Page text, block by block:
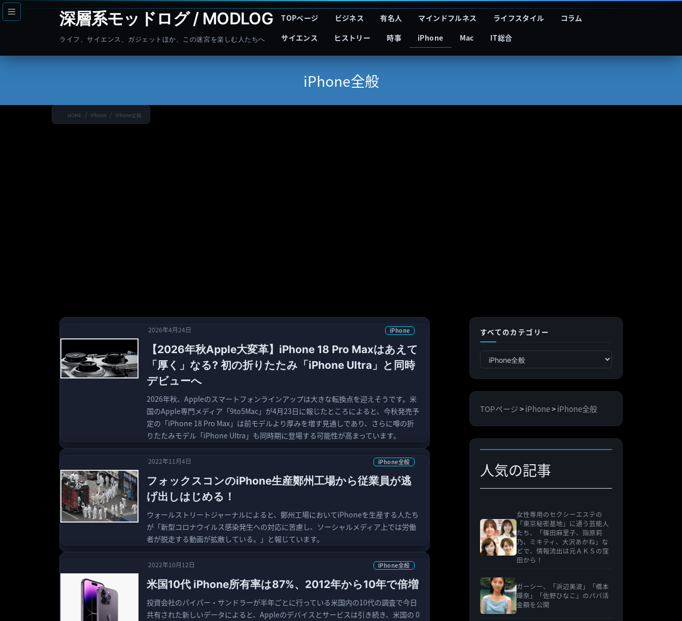
コ
ン
ナ
ビ
深層系モッドログ / MODLOG
ライフ、サイエンス、ガジェットほか、この迷宮を楽しむ人たちへ
TOPページ ビジネス 有名人 マインドフルネス ライフスタイル
コラム
サイエンス
ヒストリー 時事 iPhone Mac IT総合
iPhone全般
HOME iPhone iPhone全般
2026年4月24日 iPhone
【2026年秋Apple大変革】iPhone 18 Pro Maxはあえて
「厚く」なる? 初の折りたたみ「iPhone Ultra」と同時
デビューへ
2026年秋、Appleのスマートフォンラインアップは大きな転換点を迎えそうです。米
国のApple専門メディア「9to5Mac」が4月23日に報じたところによると、今秋発売予
定の「iPhone 18 Pro Max」は前モデルより厚みを増す見通しであり、さらに噂の折
りたたみモデル「iPhone Ultra」も同時期に登場する可能性が高まっています。
2022年11月4日 iPhone全般
フォックスコンのiPhone生産鄭州工場から従業員が逃
げ出しはじめる！
ウォールストリートジャーナルによると、鄭州工場においてiPhoneを生産する人たち
が「新型コロナウイルス感染発生への対応に苦慮し、ソーシャルメディア上では労働
者が脱走する動画が拡散している。」と報じています。
2022年10月12日 iPhone全般
米国10代 iPhone所有率は87%、2012年から10年で倍増
投資会社のパイパー・サンドラーが半年ごとに行っている米国内の10代の調査で今日
共有された新しいデータによると、Appleのデバイスとサービスは引き続き、米国の 0
すべてのカテゴリー
べ
カ
テ
ゴ
リ
ー
TOPページ>iPhone>iPhone全般
人気の記事
女性専用のセクシーエステの
「東京秘密基地」に通う芸能人
たち、「篠田麻里子、指原莉
乃、ミキティ、大沢あかね」な
どで、情報流出は元ＡＫＳの窪
田から！
ガーシー、「浜辺美波」「橋本
環奈」「佐野ひなこ」のパパ活
金額を公開